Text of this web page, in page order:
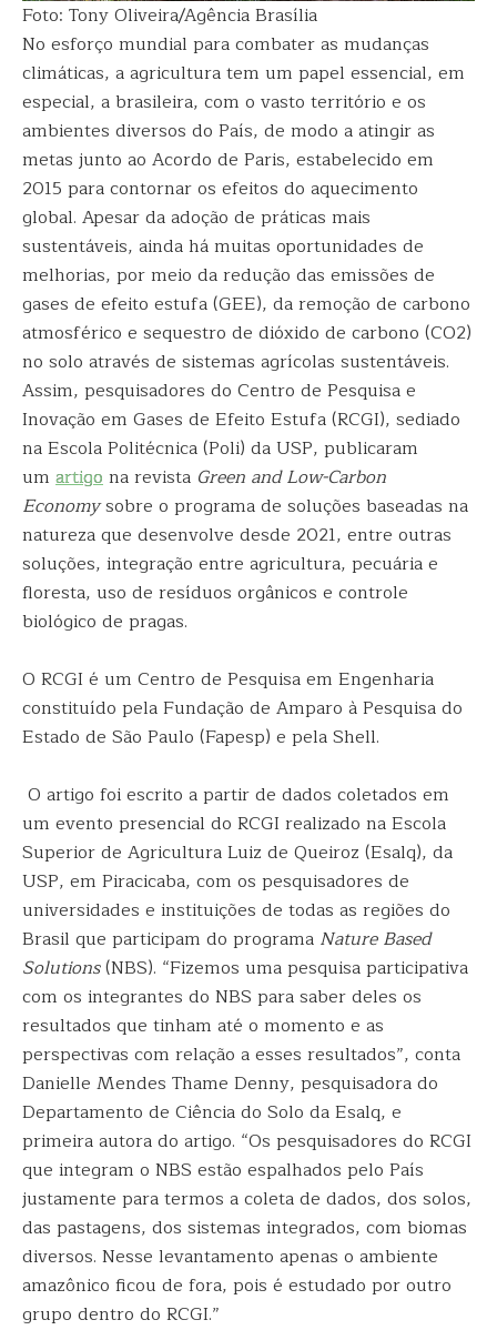
Foto: Tony Oliveira/Agência Brasília
No esforço mundial para combater as mudanças
climáticas, a agricultura tem um papel essencial, em
especial, a brasileira, com o vasto território e os
ambientes diversos do País, de modo a atingir as
metas junto ao Acordo de Paris, estabelecido em
2015 para contornar os efeitos do aquecimento
global. Apesar da adoção de práticas mais
sustentáveis, ainda há muitas oportunidades de
melhorias, por meio da redução das emissões de
gases de efeito estufa (GEE), da remoção de carbono
atmosférico e sequestro de dióxido de carbono (CO2)
no solo através de sistemas agrícolas sustentáveis.
Assim, pesquisadores do Centro de Pesquisa e
Inovação em Gases de Efeito Estufa (RCGI), sediado
na Escola Politécnica (Poli) da USP, publicaram
um artigona revista Green and Low-Carbon
Economysobre o programa de soluções baseadas na
natureza que desenvolve desde 2021, entre outras
soluções, integração entre agricultura, pecuária e
floresta, uso de resíduos orgânicos e controle
biológico de pragas.
O RCGI é um Centro de Pesquisa em Engenharia
constituído pela Fundação de Amparo à Pesquisa do
Estado de São Paulo (Fapesp) e pela Shell.
O artigo foi escrito a partir de dados coletados em
um evento presencial do RCGI realizado na Escola
Superior de Agricultura Luiz de Queiroz (Esalq), da
USP, em Piracicaba, com os pesquisadores de
universidades e instituições de todas as regiões do
Brasil que participam do programa Nature Based
Solutions(NBS). “Fizemos uma pesquisa participativa
com os integrantes do NBS para saber deles os
resultados que tinham até o momento e as
perspectivas com relação a esses resultados”, conta
Danielle Mendes Thame Denny, pesquisadora do
Departamento de Ciência do Solo da Esalq, e
primeira autora do artigo. “Os pesquisadores do RCGI
que integram o NBS estão espalhados pelo País
justamente para termos a coleta de dados, dos solos,
das pastagens, dos sistemas integrados, com biomas
diversos. Nesse levantamento apenas o ambiente
amazônico ficou de fora, pois é estudado por outro
grupo dentro do RCGI.”